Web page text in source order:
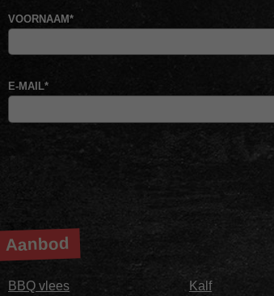
VOORNAAM*
E-MAIL*
Aanbod
BBQ vlees
Kalf